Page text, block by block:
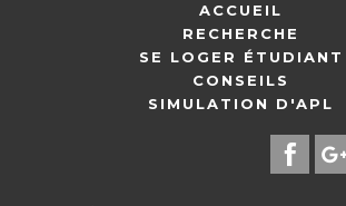
ACCUEIL
RECHERCHE
SE LOGER ÉTUDIANT
CONSEILS
SIMULATION D'APL